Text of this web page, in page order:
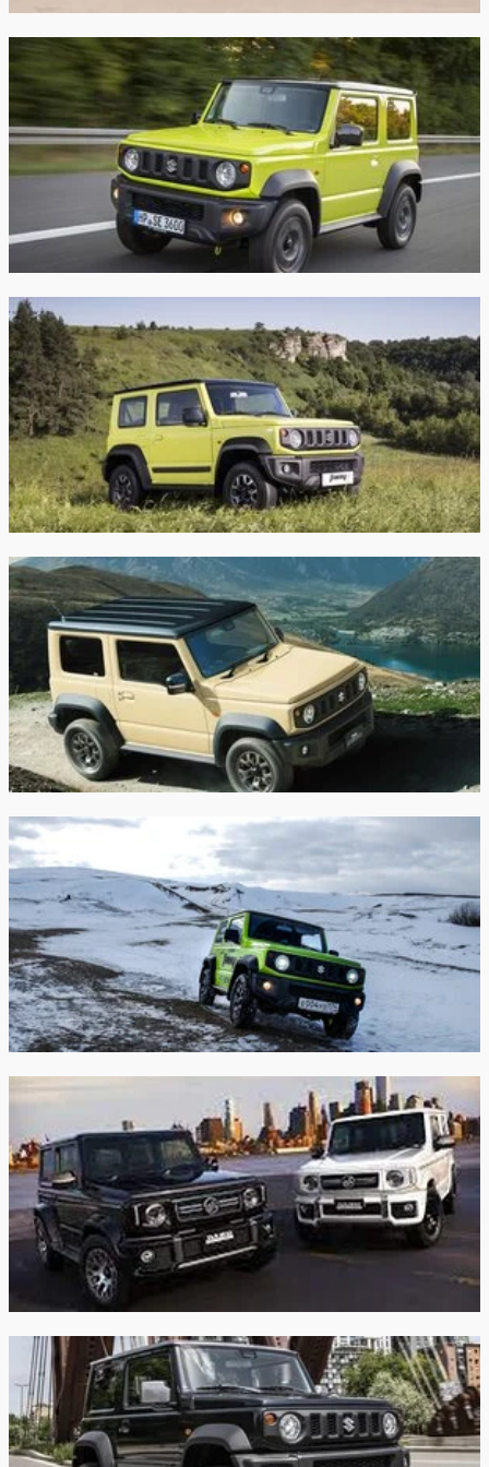
отделении
Органайзер багажного отделения
Мультимедиа
Аудиоподготовка — антенна на крыше + 2
динамика аудиосистемы
Мультимедийная система с 7" экраном и
возможностью подключения смартфона +
навигационная система + Bluetooth
Производство: Япония
Гарантия: 3 года или 100 000 км пробега